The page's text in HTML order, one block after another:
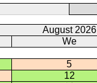
August 2026
We
5
12